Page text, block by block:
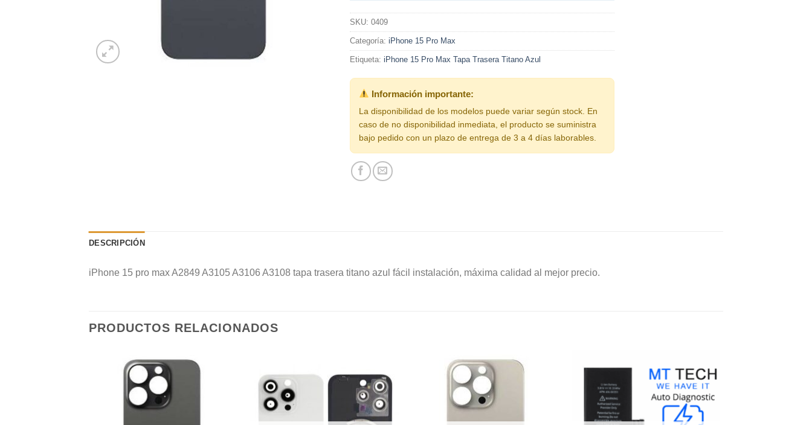
SKU: 0409
Categoría: iPhone 15 Pro Max
Etiqueta: iPhone 15 Pro Max Tapa Trasera Titano Azul
Información importante:
La disponibilidad de los modelos puede variar según stock. En
caso de no disponibilidad inmediata, el producto se suministra
bajo pedido con un plazo de entrega de 3 a 4 días laborables.
DESCRIPCIÓN
iPhone 15 pro max A2849 A3105 A3106 A3108 tapa trasera titano azul fácil instalación, máxima calidad al mejor precio.
PRODUCTOS RELACIONADOS
Añadir
a la
lista de
deseos
Añadir
a la
lista de
deseos